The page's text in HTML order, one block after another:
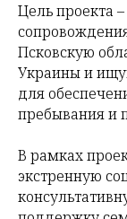
Цель проекта
Псковскую
Украины и
для
пребывания и
В рамках
экстренную